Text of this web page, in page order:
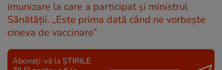
imunizare la care a participat și ministrul
Sănătății. „Este prima dată când ne vorbește
cineva de vaccinare”
Abonați-vă la ȘTIRILE